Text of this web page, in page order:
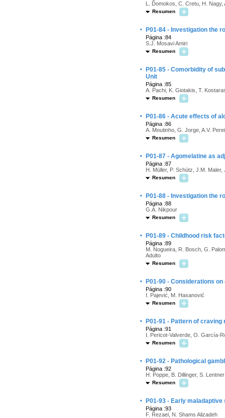
L. Domokos, C. Cretu, H. Nagy,
Resumen
· P01-84 - Investigation the
Página :84
S.J. Mosavi Amiri
Resumen
·
P01-85 - Comorbidity of
Unit
Página :85
A. Pachi, K. Giotakis, T.
Resumen
· P01-86 - Acute effects of
Página :86
A. Moutinho, G. Jorge, A.V.
Resumen
· P01-87 - Agomelatine as
Página :87
H. Müller, P. Schütz, J.M. Maler,
Resumen
· P01-88 - Investigation the
Página :88
G.A. Nikpour
Resumen
· P01-89 - Childhood risk
Página :89
M. Nogueira, R. Bosch, G.
Adulto
Resumen
· P01-90 - Considerations
Página :90
I. Pajević, M. Hasanović
Resumen
· P01-91 - Pattern of
Página :91
I. Pericot-Valverde, O. García-
Resumen
· P01-92 - Pathological
Página :92
H. Poppe, B. Dillinger, S. Lentner
Resumen
· P01-93 - Early
Página :93
F. Rezaei, N. Shams Alizadeh